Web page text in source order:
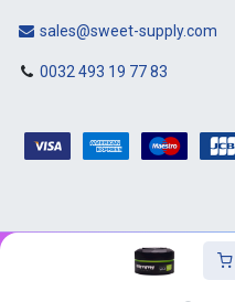
sales@sweet-supply.com
0032 493 19 77 83
Copyright © Sweet-Supply